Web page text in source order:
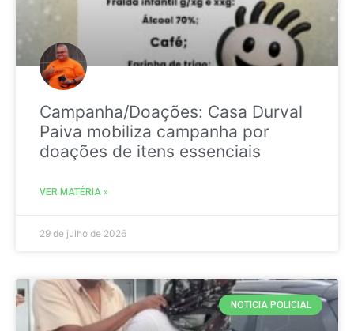
Campanha/Doações: Casa Durval
Paiva mobiliza campanha por
doações de itens essenciais
VER MATÉRIA »
29 de julho de 2026
NOTICIA POLICIAL